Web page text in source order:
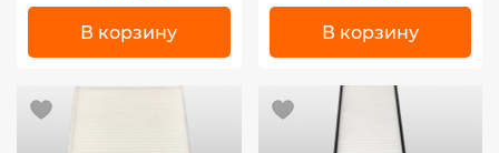
В корзину В корзину